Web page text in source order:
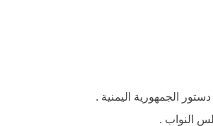
الجمهورية اليمنية .
النواب .